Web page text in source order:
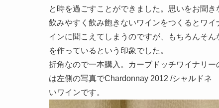
と時を過ごすことができました。思いをお聞
飲みやすく飲み飽きないワインをつくるとワ
インに聞こえてしまうのですが、もちろんそ
を作っているという印象でした。
折角なので一本購入。カーブドッチワイナリ
は左側の写真でChardonnay 2012 /シャルド
いワインです。